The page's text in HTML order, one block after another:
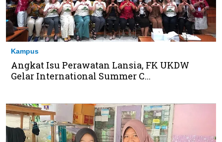
Kampus
Angkat Isu Perawatan Lansia, FK UKDW
Gelar International Summer C...